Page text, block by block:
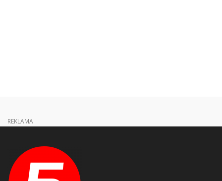
REKLAMA